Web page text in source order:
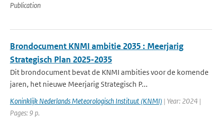
Publication
Brondocument KNMI ambitie 2035 : Meerjarig
Strategisch Plan 2025-2035
Dit brondocument bevat de KNMI ambities voor de komende
jaren, het nieuwe Meerjarig Strategisch P...
Koninklijk Nederlands Meteorologisch Instituut (KNMI) | Year: 2024 |
Pages: 9 p.